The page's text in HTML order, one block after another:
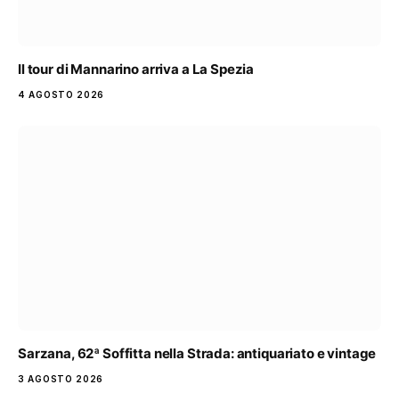
Il tour di Mannarino arriva a La Spezia
4 AGOSTO 2026
Sarzana, 62ª Soffitta nella Strada: antiquariato e vintage
3 AGOSTO 2026